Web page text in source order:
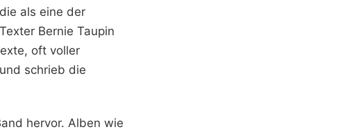
als eine der
Bernie Taupin
oft voller
schrieb die
hervor. Alben wie